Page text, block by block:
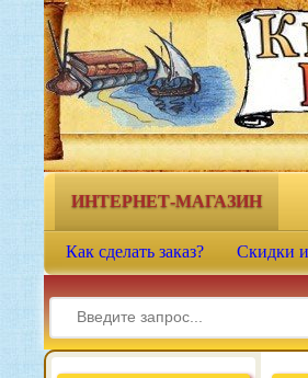
Книжная гавань -
магазин учебной
ИНТЕРНЕТ-МАГАЗИН
Как сделать заказ? Скидки